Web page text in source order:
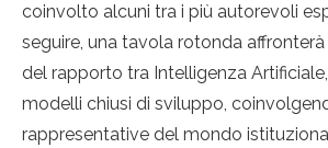
coinvolto alcuni tra i più autorevoli
seguire, una tavola rotonda
del rapporto tra Intelligenza
modelli chiusi di sviluppo,
rappresentative del mondo